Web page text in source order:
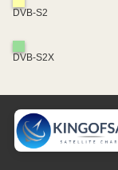
DVB-S2
DVB-S2X